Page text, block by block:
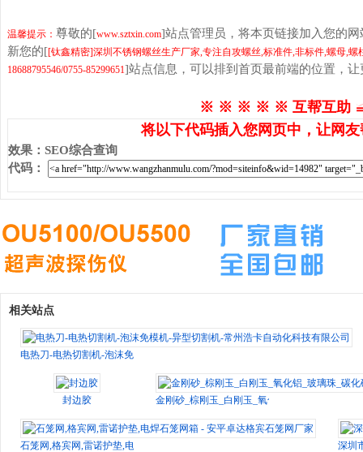
温馨提示： 尊敬的[www.sztxin.com]站点管理员，将本页链接加入您的
新您的[[钛鑫精密]深圳不锈钢螺丝生产厂家,专注自攻螺丝,标准件,非标件,螺母,
18688795546/0755-85299651]站点信息，可以排到首页最前端的位置，
※ ※ ※ ※ ※ 互帮互助
将以下代码插入您网页中，让网
效果 ： SEO综合查询
代码 ：
相关站点
电热刀-电热切割机-泡沫免模机-异型切割机-常州浩卡自动化科技有限公司
封边胶 金刚砂_棕刚玉_白刚玉_氧化铝_玻璃珠_碳化硅|
石笼网,格宾网,雷诺护垫,电焊石笼网箱 - 安平卓达格宾石笼网厂家 深圳